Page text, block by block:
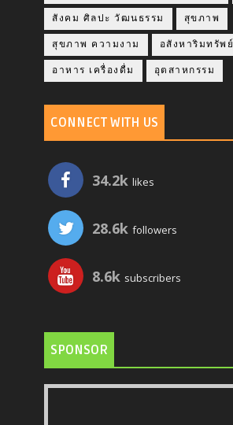
สังคม ศิลปะ วัฒนธรรม สุขภาพ
สุขภาพ ความงาม อสังหาริมทรัพย์
อาหาร เครื่องดื่ม อุตสาหกรรม
CONNECT WITH US
34.2k likes
28.6k followers
8.6k subscribers
SPONSOR